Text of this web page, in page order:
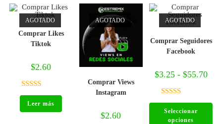
AGOTADO
Comprar Likes
Tiktok
$2.60
Valorado
con5.00de
Leer más
AGOTADO
Comprar Views
Instagram
$2.60
AGOTADO
Comprar Seguidores
Facebook
$3.25 - $55.70
Valorado
con5.00de
Seleccionar
opciones